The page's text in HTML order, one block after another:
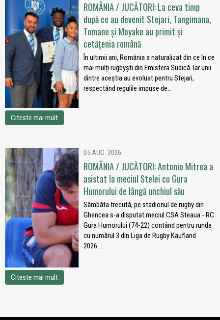
ROMÂNIA / JUCĂTORI: La ceva timp
după ce au devenit Stejari, Tangimana,
Tomane și Moyake au primit și
cetățenia română
În ultimii ani, România a naturalizat din ce în ce
mai mulți rugbyști din Emisfera Sudică. Iar unii
dintre aceștia au evoluat pentru Stejari,
respectând regulile impuse de...
Citeste mai mult
05 AUG. 2026
ROMÂNIA / JUCĂTORI: Antonio Mitrea a
asistat la meciul Stelei cu Gura
Humorului de lângă unchiul său
Sâmbăta trecută, pe stadionul de rugby din
Ghencea s-a disputat meciul CSA Steaua - RC
Gura Humorului (74-22) contând pentru runda
cu numărul 3 din Liga de Rugby Kaufland
2026....
Citeste mai mult